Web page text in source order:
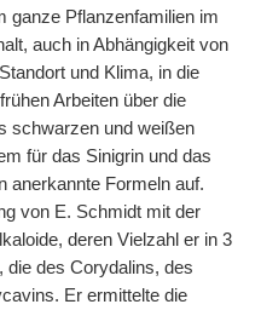
ganze Pflanzenfamilien im
auch in Abhängigkeit von
und Klima, in die
Arbeiten über die
schwarzen und weißen
für das Sinigrin und das
anerkannte Formeln auf.
von E. Schmidt mit der
deren Vielzahl er in 3
die des Corydalins, des
Er ermittelte die